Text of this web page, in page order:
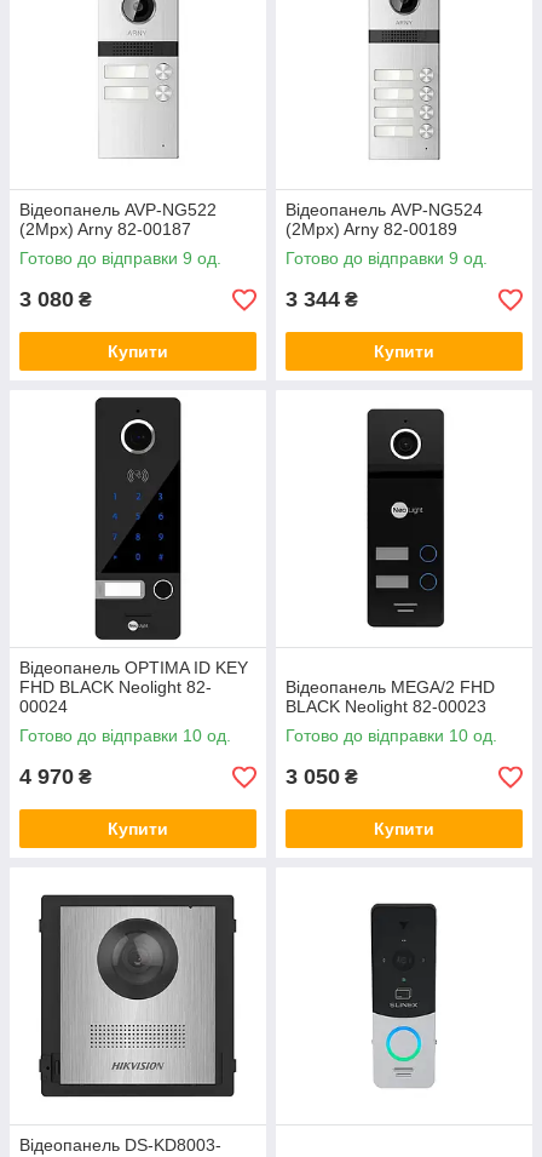
Відеопанель AVP-NG522
(2Mpx) Arny 82-00187
Готово до відправки 9 од.
3 080 ₴
Купити
Відеопанель AVP-NG524
(2Mpx) Arny 82-00189
Готово до відправки 9 од.
3 344 ₴
Купити
Відеопанель OPTIMA ID KEY
FHD BLACK Neolight 82-
00024
Готово до відправки 10 од.
4 970 ₴
Купити
Відеопанель MEGA/2 FHD
BLACK Neolight 82-00023
Готово до відправки 10 од.
3 050 ₴
Купити
Відеопанель DS-KD8003-